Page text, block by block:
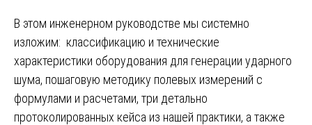
В этом инженерном руководстве мы системно
изложим: классификацию и технические
характеристики оборудования для генерации ударного
шума, пошаговую методику полевых измерений с
формулами и расчетами, три детально
протоколированных кейса из нашей практики, а также